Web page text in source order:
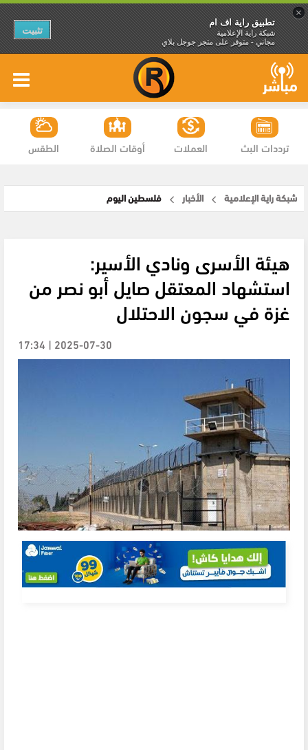
×
تطبيق راية اف ام
شبكة راية الإعلامية
مجاني - متوفر على متجر جوجل بلاي
تثبيت
الطقس أوقات الصلاة العملات ترددات البث
شبكة راية الإعلامية الأخبار فلسطين اليوم
هيئة الأسرى ونادي الأسير:
استشهاد المعتقل صايل أبو نصر من
غزة في سجون الاحتلال
2025-07-30 | 17:34